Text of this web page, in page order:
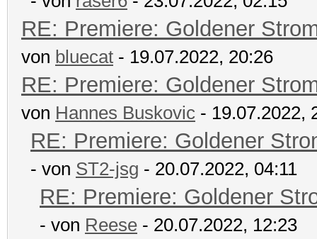
RE: Premiere: Goldener
von bluecat - 19.07.2022, 20:26
RE: Premiere: Goldener
von Hannes Buskovic - 19.07.2022,
RE: Premiere: Goldener
- von ST2-jsg - 20.07.2022, 04:11
RE: Premiere: Goldener
- von Reese - 20.07.2022, 12:23